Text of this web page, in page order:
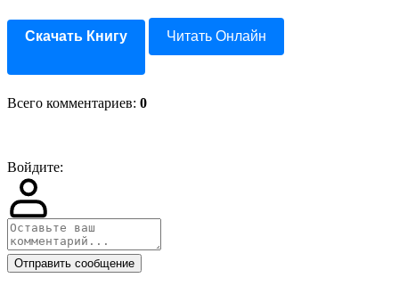
Скачать Книгу Читать Онлайн
Всего комментариев: 0
Войдите:
Отправить сообщение